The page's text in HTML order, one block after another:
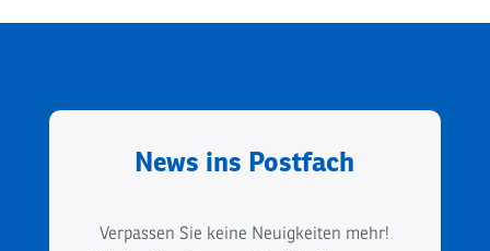
News ins Postfach
Verpassen Sie keine Neuigkeiten mehr!